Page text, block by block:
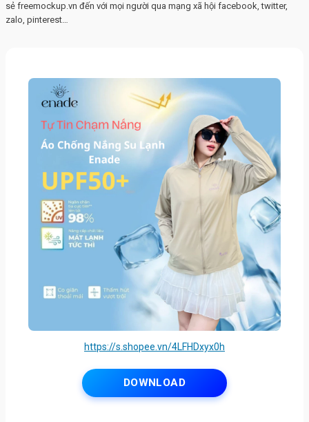
sẻ freemockup.vn đến với mọi người qua mạng xã hội facebook, twitter,
zalo, pinterest…
https://s.shopee.vn/4LFHDxyx0h
DOWNLOAD